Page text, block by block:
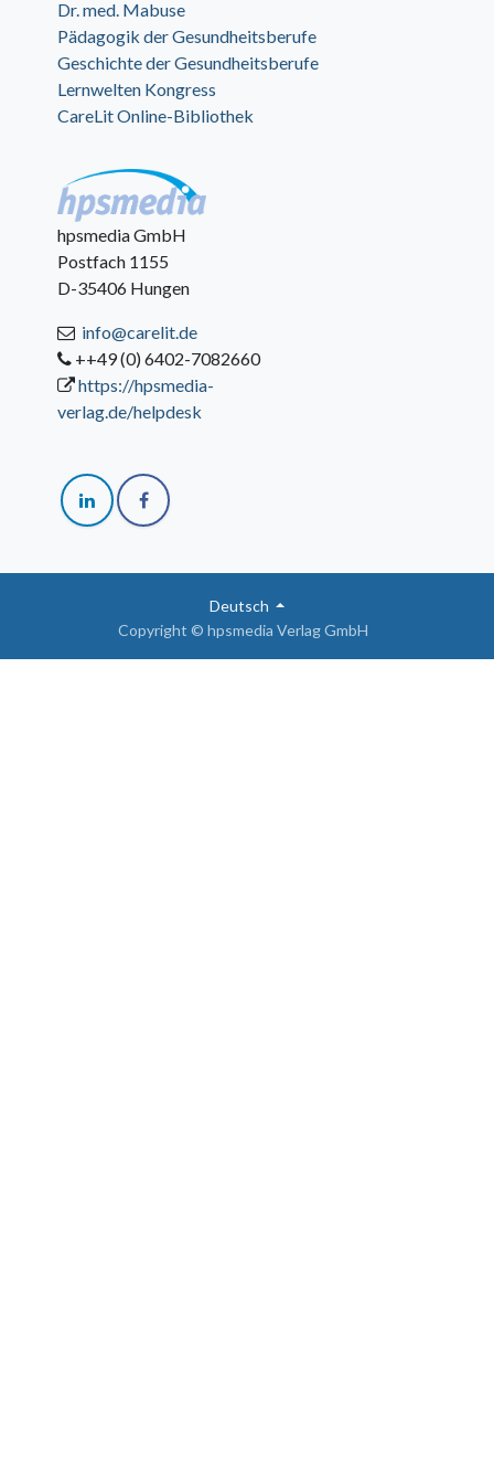
Dr. med. Mabuse
Pädagogik der Gesundheitsberufe
Geschichte der Gesundheitsberufe
Lernwelten Kongress
CareLit Online-Bibliothek
hpsmedia GmbH
Postfach 1155
D-35406 Hungen
info@carelit.de
++49 (0) 6402-7082660
https://hpsmedia-
verlag.de/helpdesk
Copyright © hpsmedia Verlag GmbH
Deutsch